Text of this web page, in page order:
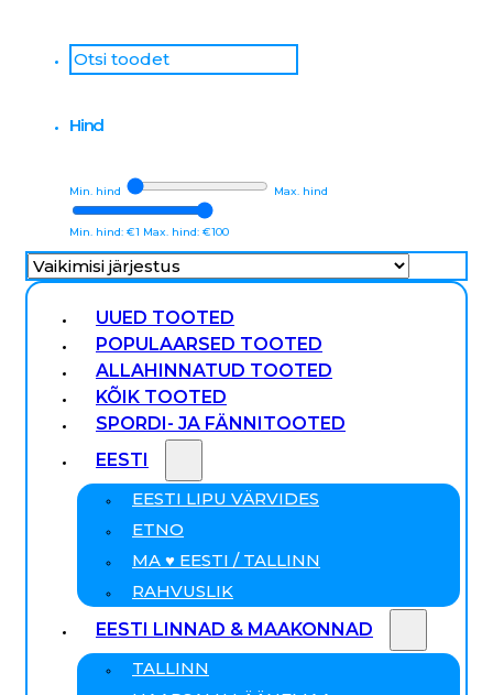
Otsi
Hind
Min. hind Max. hind
Min. hind: €1 Max. hind: €100
UUED TOOTED
POPULAARSED TOOTED
ALLAHINNATUD TOOTED
KÕIK TOOTED
SPORDI- JA FÄNNITOOTED
EESTI
EESTI LIPU VÄRVIDES
ETNO
MA ♥ EESTI / TALLINN
RAHVUSLIK
EESTI LINNAD & MAAKONNAD
TALLINN